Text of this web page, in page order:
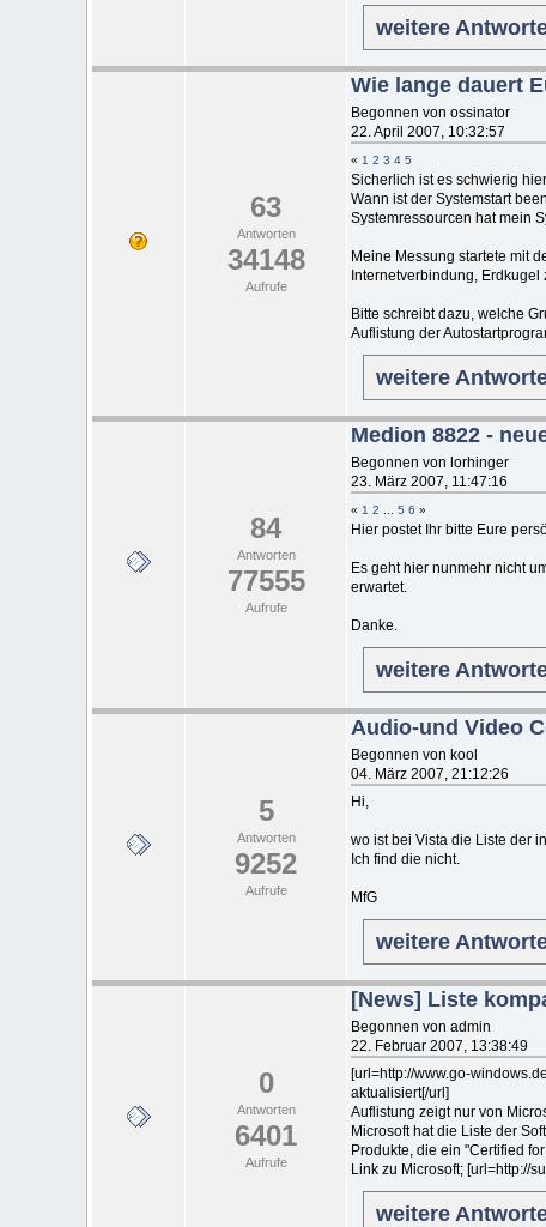
weitere
63
Antworten
34148
Aufrufe
Wie lange dauert
Begonnen von ossinator
22. April 2007, 10:32:57
« 1 2 3 4 5
Sicherlich ist es schwierig
Wann ist der Systemstart
Systemressourcen hat mein
Meine Messung startete mit
Internetverbindung, Erdkugel
Bitte schreibt dazu, welche
Auflistung der
weitere
84
Antworten
77555
Aufrufe
Medion 8822 -
Begonnen von lorhinger
23. März 2007, 11:47:16
« 1 2 5 6 »
Hier postet Ihr bitte Eure
Es geht hier nunmehr nicht
erwartet.
Danke.
weitere
5
Antworten
9252
Aufrufe
Audio-und Video
Begonnen von kool
04. März 2007, 21:12:26
Hi,
wo ist bei Vista die Liste der
Ich find die nicht.
MfG
weitere
0
Antworten
6401
Aufrufe
[News] Liste
Begonnen von admin
22. Februar 2007, 13:38:49
[url=http://www.go-
aktualisiert[/url]
Auflistung zeigt nur von
Microsoft hat die Liste der
Produkte, die ein "Certified
Link zu Microsoft; [url=http://
weitere